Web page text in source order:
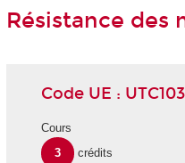
Résistance des
Code UE :
Cours
3
crédits